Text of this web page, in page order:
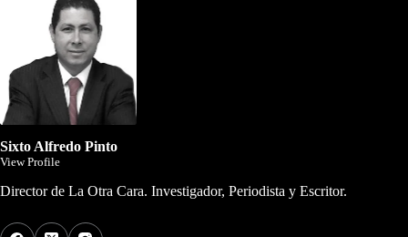
Sixto Alfredo Pinto
View Profile
Director de La Otra Cara. Investigador, Periodista y Escritor.